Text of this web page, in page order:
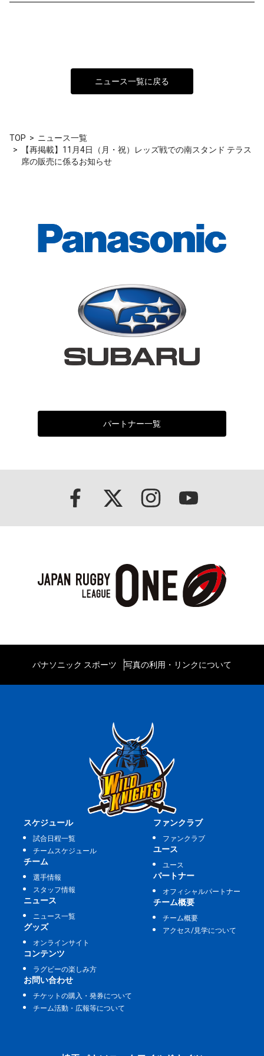
ニュース一覧に戻る
TOP
ニュース一覧
【再掲載】11月4日（月・祝）レッズ戦での南スタンド テラス
席の販売に係るお知らせ
パートナー一覧
パナソニック スポーツ 写真の利用・リンクについて
スケジュール
試合日程一覧
チームスケジュール
チーム
選手情報
スタッフ情報
ニュース
ニュース一覧
グッズ
オンラインサイト
ファンクラブ
ファンクラブ
ユース
ユース
パートナー
オフィシャルパートナー
チーム概要
チーム概要
アクセス/見学について
コンテンツ
ラグビーの楽しみ方
お問い合わせ
チケットの購入・発券について
チーム活動・広報等について